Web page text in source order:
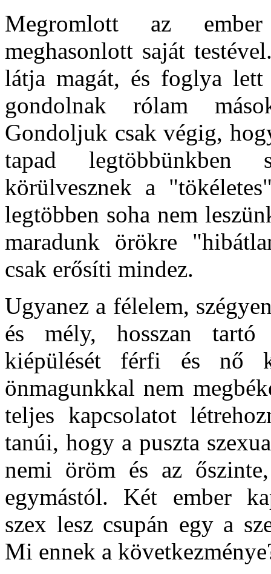
Megromlott az
meghasonlott saját
látja magát, és foglya
gondolnak rólam
Gondoljuk csak végig,
tapad legtöbbünkben
körülvesznek a
legtöbben soha nem
maradunk örökre
csak erősíti mindez.
Ugyanez a félelem,
és mély, hosszan
kiépülését férfi és nő
önmagunkkal nem
teljes kapcsolatot
tanúi, hogy a puszta
nemi öröm és az
egymástól. Két ember
szex lesz csupán egy a
Mi ennek a